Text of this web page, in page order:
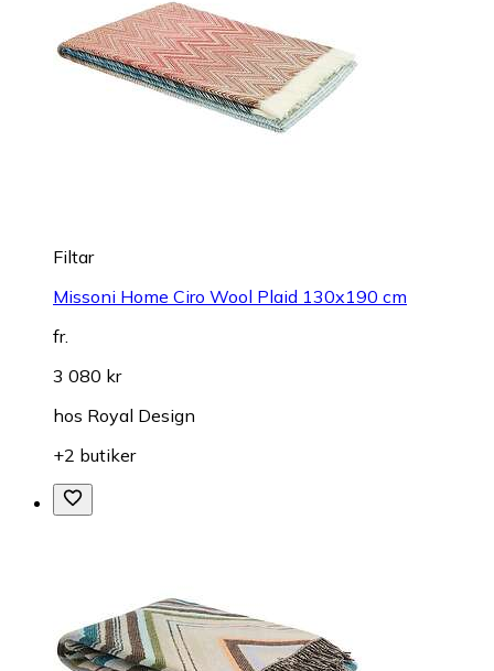
Filtar
Missoni Home Ciro Wool Plaid 130x190 cm
fr.
3 080 kr
hos Royal Design
+2 butiker